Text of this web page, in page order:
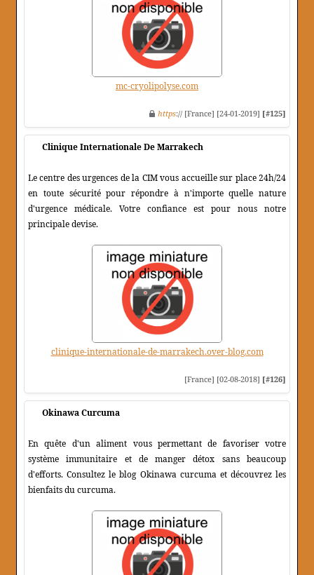
mc-cryolipolyse.com
https:// [France] [24-01-2019] [#125]
Clinique Internationale De Marrakech
Le centre des urgences de la CIM vous accueille sur place 24h/24
en toute sécurité pour répondre à n'importe quelle nature
d'urgence médicale. Votre confiance est pour nous notre
principale devise.
clinique-internationale-de-marrakech.over-blog.com
[France] [02-08-2018] [#126]
Okinawa Curcuma
En quête d'un aliment vous permettant de favoriser votre
système immunitaire et de manger détox sans beaucoup
d'efforts. Consultez le blog Okinawa curcuma et découvrez les
bienfaits du curcuma.